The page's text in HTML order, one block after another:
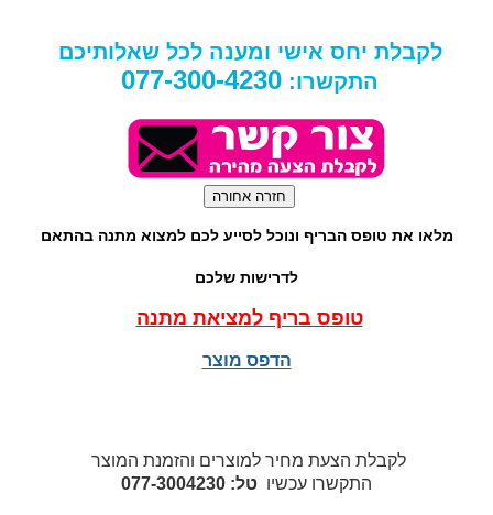
לקבלת יחס אישי ומענה לכל שאלותיכם
התקשרו: 077-300-4230
מלאו את טופס הבריף ונוכל לסייע לכם למצוא מתנה בהתאם
לדרישות שלכם
טופס בריף למציאת מתנה
הדפס מוצר
לקבלת הצעת מחיר למוצרים והזמנת המוצר
התקשרו עכשיו טל: 077-3004230